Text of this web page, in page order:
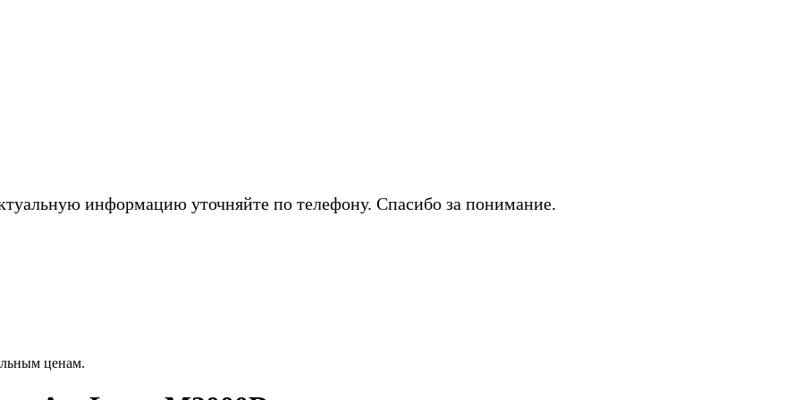
информацию уточняйте по телефону. Спасибо за понимание.
ценам.